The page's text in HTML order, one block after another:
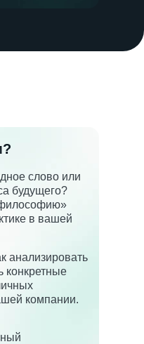
слово или
будущего?
в вашей
анализировать
конкретные
компании.